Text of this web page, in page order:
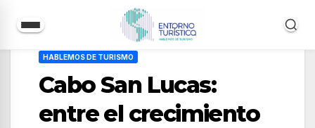
contenido
HABLEMOS DE TURISMO
Cabo San Lucas:
entre el crecimiento